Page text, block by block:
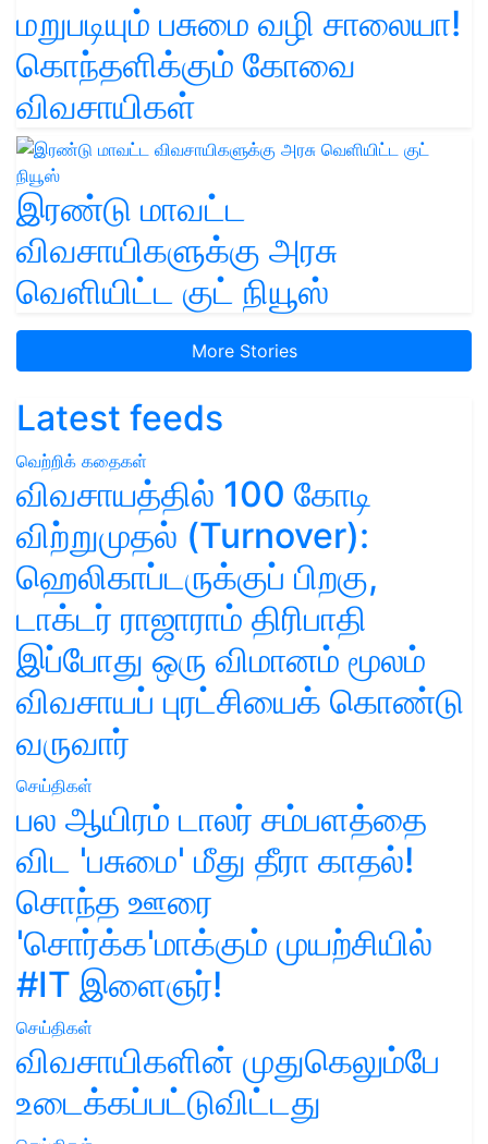
மறுபடியும் பசுமை வழி சாலையா!
கொந்தளிக்கும் கோவை
விவசாயிகள்
இரண்டு மாவட்ட
விவசாயிகளுக்கு அரசு
வெளியிட்ட குட் நியூஸ்
More Stories
Latest feeds
வெற்றிக் கதைகள்
விவசாயத்தில் 100 கோடி
விற்றுமுதல் (Turnover):
ஹெலிகாப்டருக்குப் பிறகு,
டாக்டர் ராஜாராம் திரிபாதி
இப்போது ஒரு விமானம் மூலம்
விவசாயப் புரட்சியைக் கொண்டு
வருவார்
செய்திகள்
பல ஆயிரம் டாலர் சம்பளத்தை
விட 'பசுமை' மீது தீரா காதல்!
சொந்த ஊரை
'சொர்க்க'மாக்கும் முயற்சியில்
#IT இளைஞர்!
செய்திகள்
விவசாயிகளின் முதுகெலும்பே
உடைக்கப்பட்டுவிட்டது